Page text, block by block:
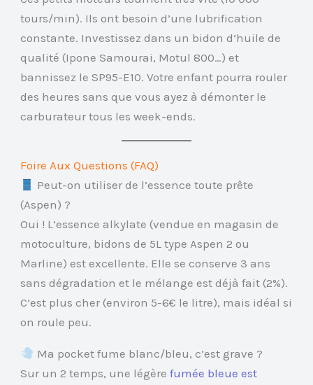
tours/min). Ils ont besoin d’une lubrification
constante. Investissez dans un bidon d’huile de
qualité (Ipone Samourai, Motul 800…) et
bannissez le SP95-E10. Votre enfant pourra rouler
des heures sans que vous ayez à démonter le
carburateur tous les week-ends.
Foire Aux Questions (FAQ)
Peut-on utiliser de l’essence toute prête
(Aspen) ?
Oui ! L’essence alkylate (vendue en magasin de
motoculture, bidons de 5L type Aspen 2 ou
Marline) est excellente. Elle se conserve 3 ans
sans dégradation et le mélange est déjà fait (2%).
C’est plus cher (environ 5-6€ le litre), mais idéal si
on roule peu.
Ma pocket fume blanc/bleu, c’est grave ?
Sur un 2 temps, une légèrefumée bleue est